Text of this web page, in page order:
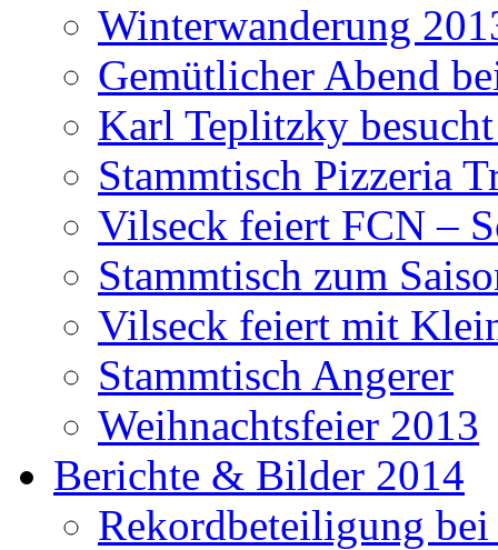
Winterwanderung
Gemütlicher Abend
Karl Teplitzky
Stammtisch Pizzeria
Vilseck feiert FCN –
Stammtisch zum
Vilseck feiert mit
Stammtisch Angerer
Weihnachtsfeier 2013
Berichte & Bilder 2014
Rekordbeteiligung bei